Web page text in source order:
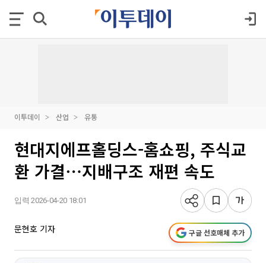
이투데이 산업 유통
현대지에프홀딩스-홈쇼핑, 주식교
환 가결⋯지배구조 재편 속도
입력 2026-04-20 18:01
문현호 기자 구글 선호매체 추가